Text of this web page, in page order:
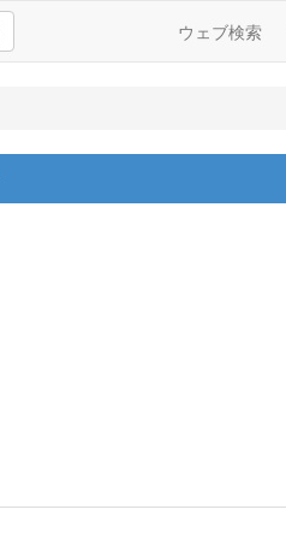
ウェブ検索